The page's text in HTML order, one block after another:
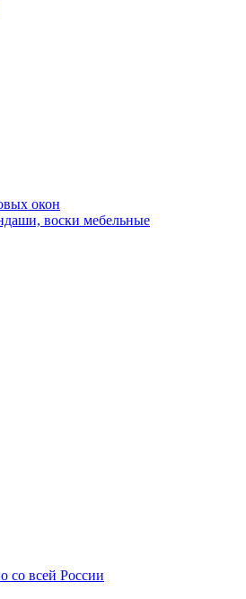
окон
воски мебельные
со всей России